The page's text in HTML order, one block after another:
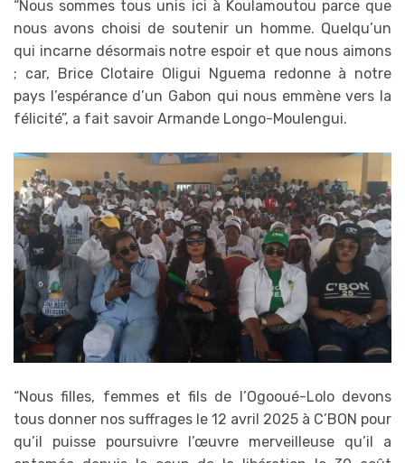
“Nous sommes tous unis ici à Koulamoutou parce que
nous avons choisi de soutenir un homme. Quelqu’un
qui incarne désormais notre espoir et que nous aimons
; car, Brice Clotaire Oligui Nguema redonne à notre
pays l’espérance d’un Gabon qui nous emmène vers la
félicité”, a fait savoir Armande Longo-Moulengui.
“Nous filles, femmes et fils de l’Ogooué-Lolo devons
tous donner nos suffrages le 12 avril 2025 à C’BON pour
qu’il puisse poursuivre l’œuvre merveilleuse qu’il a